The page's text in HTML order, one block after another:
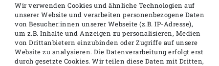
Wir verwenden Cookies und ähnliche Technologien auf
unserer Website und verarbeiten personenbezogene Daten
von Besucher:innen unserer Webseite (z.B. IP-Adresse),
um z.B. Inhalte und Anzeigen zu personalisieren, Medien
von Drittanbietern einzubinden oder Zugriffe auf unsere
Website zu analysieren. Die Datenverarbeitung erfolgt erst
durch gesetzte Cookies. Wir teilen diese Daten mit Dritten,